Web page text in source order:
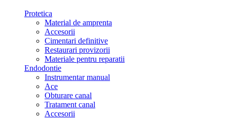
Protetica
Material de amprenta
Accesorii
Cimentari definitive
Restaurari provizorii
Materiale pentru reparatii
Endodontie
Instrumentar manual
Ace
Obturare canal
Tratament canal
Accesorii